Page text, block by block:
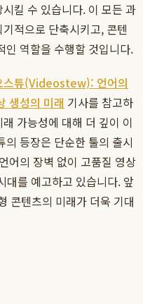
킬 수 있습니다. 이 모든 과
적으로 단축시키고, 콘텐
인 역할을 수행할 것입니다.
스튜(Videostew): 언어의
생성의 미래 기사를 참고하
가능성에 대해 더 깊이 이
등장은 단순한 툴의 출시
어의 장벽 없이 고품질 영상
대를 예고하고 있습니다. 앞
콘텐츠의 미래가 더욱 기대